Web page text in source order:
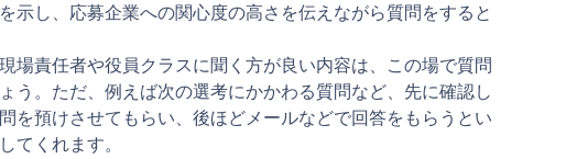
示し、応募企業への関心度の高さを伝えながら質問をすると
場責任者や役員クラスに聞く方が良い内容は、この場で質問
う。ただ、例えば次の選考にかかわる質問など、先に確認し
を預けさせてもらい、後ほどメールなどで回答をもらうとい
てくれます。